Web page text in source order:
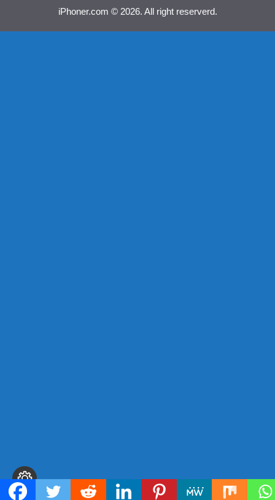
iPhoner.com © 2026. All right reserverd.